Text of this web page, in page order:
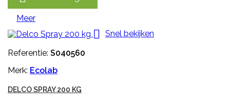
Meer
 Snel bekijken
Referentie: S040560
Merk: Ecolab
DELCO SPRAY 200 KG